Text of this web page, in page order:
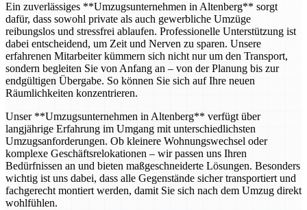
Ein zuverlässiges **Umzugsunternehmen in Altenberg** sorgt
dafür, dass sowohl private als auch gewerbliche Umzüge
reibungslos und stressfrei ablaufen. Professionelle Unterstützung ist
dabei entscheidend, um Zeit und Nerven zu sparen. Unsere
erfahrenen Mitarbeiter kümmern sich nicht nur um den Transport,
sondern begleiten Sie von Anfang an – von der Planung bis zur
endgültigen Übergabe. So können Sie sich auf Ihre neuen
Räumlichkeiten konzentrieren.
Unser **Umzugsunternehmen in Altenberg** verfügt über
langjährige Erfahrung im Umgang mit unterschiedlichsten
Umzugsanforderungen. Ob kleinere Wohnungswechsel oder
komplexe Geschäftsrelokationen – wir passen uns Ihren
Bedürfnissen an und bieten maßgeschneiderte Lösungen. Besonders
wichtig ist uns dabei, dass alle Gegenstände sicher transportiert und
fachgerecht montiert werden, damit Sie sich nach dem Umzug direkt
wohlfühlen.